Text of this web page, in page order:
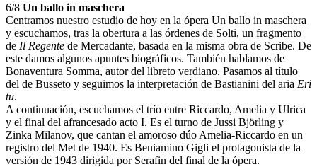
6/8 Un ballo in maschera
Centramos nuestro estudio de hoy en la ópera Un ballo in maschera
y escuchamos, tras la obertura a las órdenes de Solti, un fragmento
de Il Regente de Mercadante, basada en la misma obra de Scribe. De
este damos algunos apuntes biográficos. También hablamos de
Bonaventura Somma, autor del libreto verdiano. Pasamos al título
del de Busseto y seguimos la interpretación de Bastianini del aria Eri
tu.
A continuación, escuchamos el trío entre Riccardo, Amelia y Ulrica
y el final del afrancesado acto I. Es el turno de Jussi Björling y
Zinka Milanov, que cantan el amoroso dúo Amelia-Riccardo en un
registro del Met de 1940. Es Beniamino Gigli el protagonista de la
versión de 1943 dirigida por Serafin del final de la ópera.